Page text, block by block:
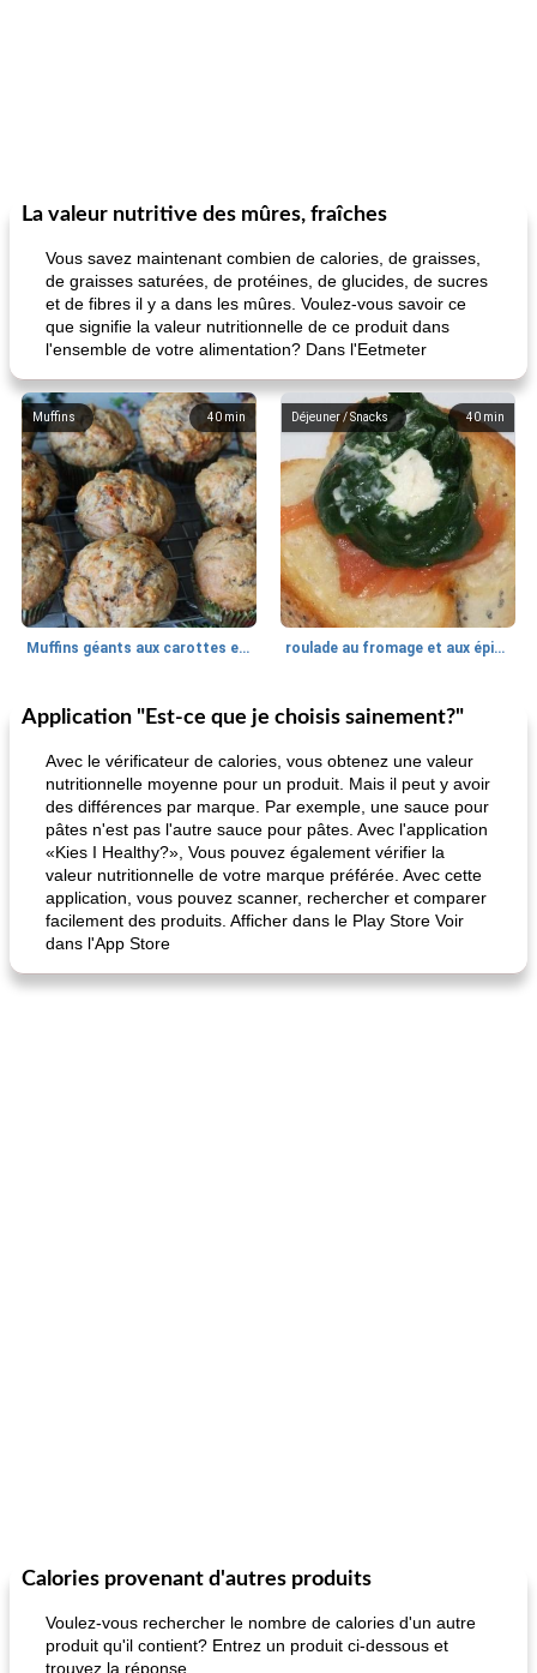
La valeur nutritive des mûres, fraîches
Vous savez maintenant combien de calories, de graisses,
de graisses saturées, de protéines, de glucides, de sucres
et de fibres il y a dans les mûres. Voulez-vous savoir ce
que signifie la valeur nutritionnelle de ce produit dans
l'ensemble de votre alimentation? Dans l'Eetmeter
40 min
Muffins
Muffins géants aux carottes et à la banane de Nif
40 min
Déjeuner / Snacks
roulade au fromage et aux épinards
30min
Marques de confiance: recettes et
astuces
fiesta tostadas
Viande et volaille
Application "Est-ce que je choisis sainement?"
Avec le vérificateur de calories, vous obtenez une valeur
nutritionnelle moyenne pour un produit. Mais il peut y avoir
des différences par marque. Par exemple, une sauce pour
pâtes n'est pas l'autre sauce pour pâtes. Avec l'application
«Kies I Healthy?», Vous pouvez également vérifier la
valeur nutritionnelle de votre marque préférée. Avec cette
application, vous pouvez scanner, rechercher et comparer
facilement des produits. Afficher dans le Play Store Voir
dans l'App Store
Calories provenant d'autres produits
Voulez-vous rechercher le nombre de calories d'un autre
produit qu'il contient? Entrez un produit ci-dessous et
trouvez la réponse.